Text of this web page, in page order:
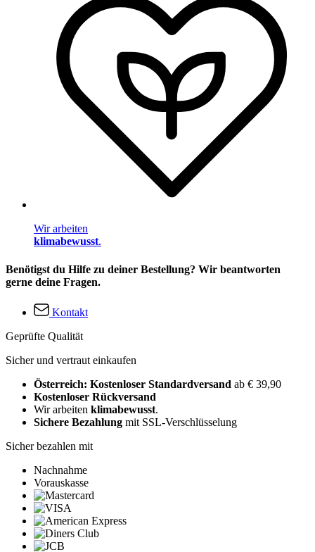
Wir arbeiten
klimabewusst.
Benötigst du Hilfe zu deiner Bestellung? Wir beantworten
gerne deine Fragen.
Kontakt
Geprüfte Qualität
Sicher und vertraut einkaufen
Österreich: Kostenloser Standardversand ab € 39,90
Kostenloser Rückversand
Wir arbeiten klimabewusst.
Sichere Bezahlung mit SSL-Verschlüsselung
Sicher bezahlen mit
Nachnahme
Vorauskasse